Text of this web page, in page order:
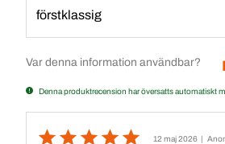
förstklassig
Var denna information användbar?
Denna produktrecension har översatts automatiskt
12 maj 2026 |